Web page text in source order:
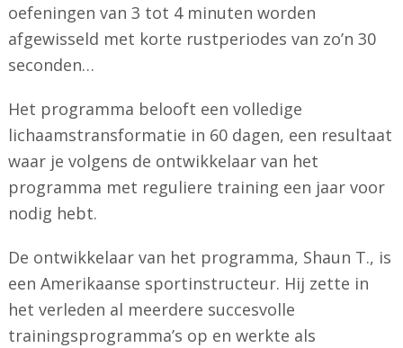
oefeningen van 3 tot 4 minuten worden
afgewisseld met korte rustperiodes van zo’n 30
seconden…
Het programma belooft een volledige
lichaamstransformatie in 60 dagen, een resultaat
waar je volgens de ontwikkelaar van het
programma met reguliere training een jaar voor
nodig hebt.
De ontwikkelaar van het programma, Shaun T., is
een Amerikaanse sportinstructeur. Hij zette in
het verleden al meerdere succesvolle
trainingsprogramma’s op en werkte als